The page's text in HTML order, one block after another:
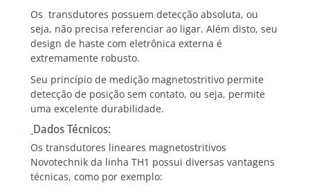
Os transdutores possuem detecção absoluta, ou
seja, não precisa referenciar ao ligar. Além disto, seu
design de haste com eletrônica externa é
extremamente robusto.
Seu princípio de medição magnetostritivo permite
detecção de posição sem contato, ou seja, permite
uma excelente durabilidade.
Dados Técnicos:
Os transdutores lineares magnetostritivos
Novotechnik da linha TH1 possui diversas vantagens
técnicas, como por exemplo: